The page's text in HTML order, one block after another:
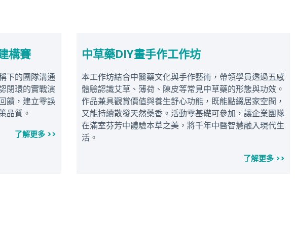
構賽
下的團隊溝通
閉環的實戰演
饋，建立零誤
品質。
了解更多 >>
中草藥DIY畫手作工作坊
本工作坊結合中醫藥文化與手作藝術，帶領學員透過五感
體驗認識艾草、薄荷、陳皮等常見中草藥的形態與功效。
作品兼具觀賞價值與養生舒心功能，既能點綴居家空間，
又能持續散發天然藥香。活動零基礎可參加，讓企業團隊
在滿室芬芳中體驗本草之美，將千年中醫智慧融入現代生
活。
了解更多 >>